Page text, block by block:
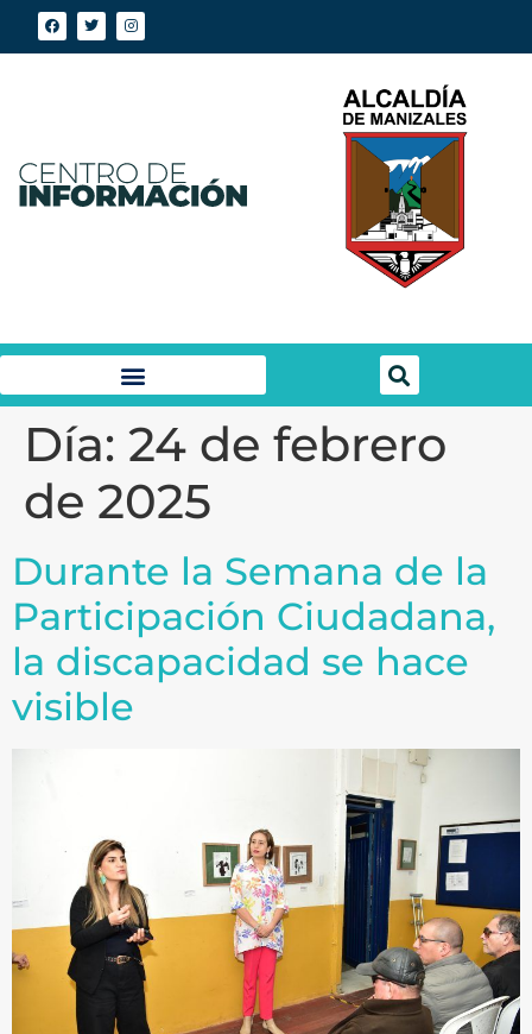
Día: 24 de febrero
de 2025
Durante la Semana de la
Participación Ciudadana,
la discapacidad se hace
visible